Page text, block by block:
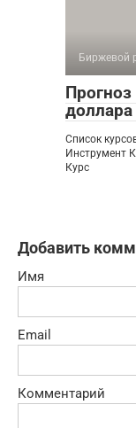
Биржевой
Прогноз
Список
Инструмент
Курс
Добавить
Имя
Email
Комментарий